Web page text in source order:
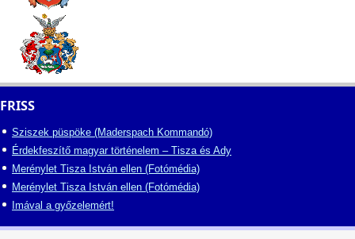
FRISS
Sziszek püspöke (Maderspach Kommandó)
Érdekfeszítő magyar történelem – Tisza és Ady
Merénylet Tisza István ellen (Fotómédia)
Merénylet Tisza István ellen (Fotómédia)
Imával a győzelemért!